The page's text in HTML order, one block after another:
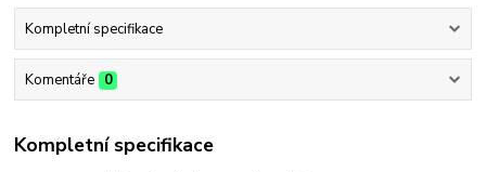
Kompletní specifikace
Komentáře 0
Kompletní specifikace